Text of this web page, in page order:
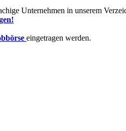
Unternehmen in unserem
eingetragen werden.